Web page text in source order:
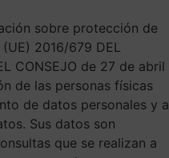
sobre protección de
2016/679 DEL
CONSEJO de 27 de abril
de las personas físicas
de datos personales y a
Sus datos son
que se realizan a